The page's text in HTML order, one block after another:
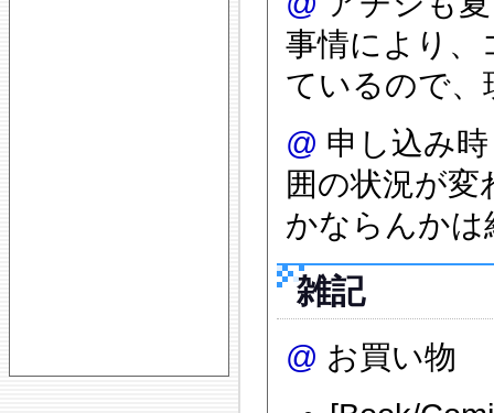
事情により、
ているので、
@ 申し込み
囲の状況が
かならんかは
雑記
@ お買い物